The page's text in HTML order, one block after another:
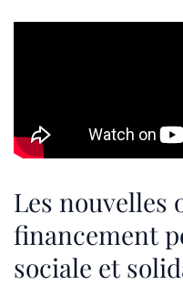
Les nouvelles
financement
sociale et